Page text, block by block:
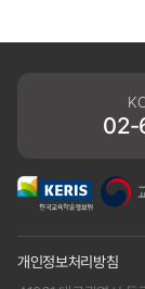
02-
개인정보처리방침